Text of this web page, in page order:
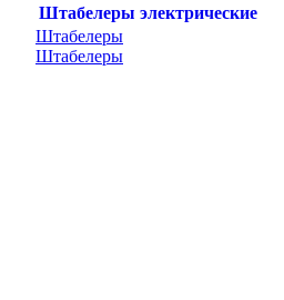
Штабелеры электрические
Штабелеры
Штабелеры